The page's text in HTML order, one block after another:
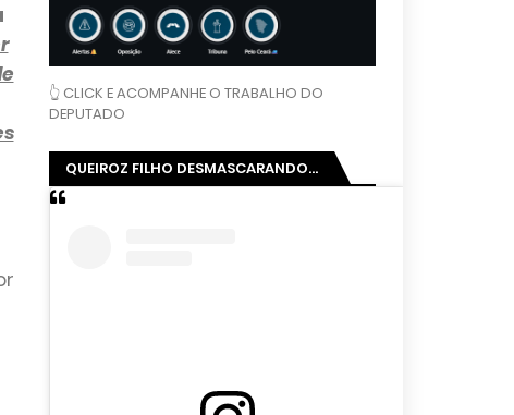
👆 CLICK E ACOMPANHE O TRABALHO DO
DEPUTADO
QUEIROZ FILHO DESMASCARANDO...